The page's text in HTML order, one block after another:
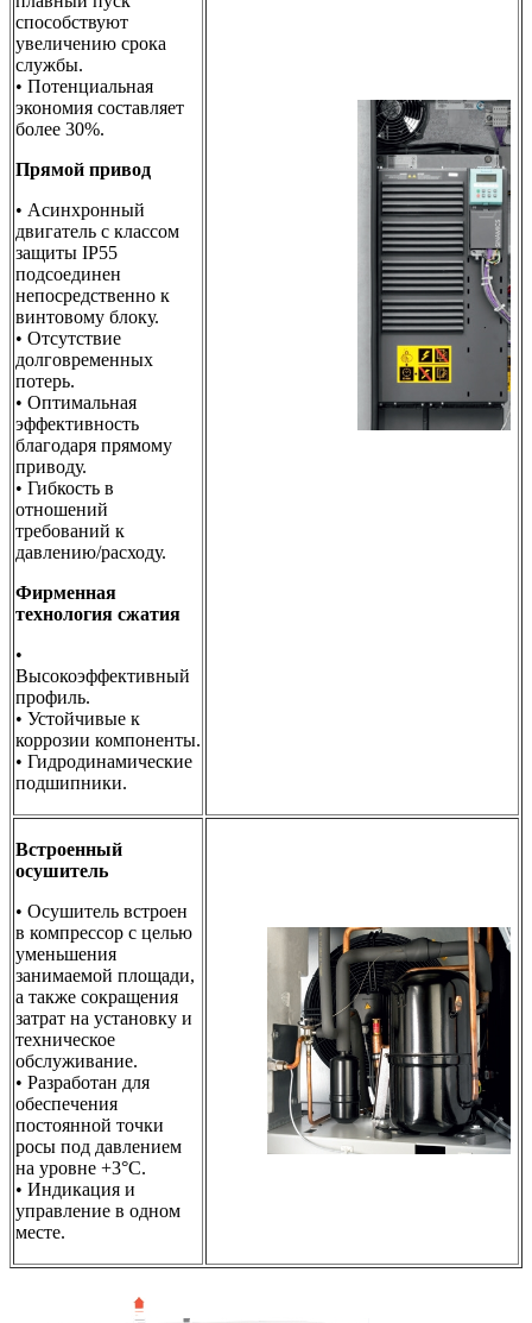
способствуют
увеличению срока
службы.
• Потенциальная
экономия составляет
более 30%.
Прямой привод
• Асинхронный
двигатель с классом
защиты IP55
подсоединен
непосредственно к
винтовому блоку.
• Отсутствие
долговременных
потерь.
• Оптимальная
эффективность
благодаря прямому
приводу.
• Гибкость в
отношений
требований к
давлению/расходу.
Фирменная
технология сжатия
•
Высокоэффективный
профиль.
• Устойчивые к
коррозии компоненты.
• Гидродинамические
подшипники.
Встроенный
осушитель
• Осушитель встроен
в компрессор с целью
уменьшения
занимаемой площади,
а также сокращения
затрат на установку и
техническое
обслуживание.
• Разработан для
обеспечения
постоянной точки
росы под давлением
на уровне +3°C.
• Индикация и
управление в одном
месте.